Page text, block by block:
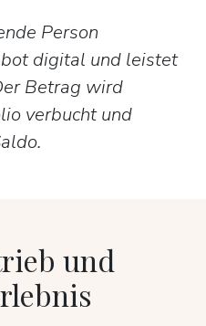
Person
digital und leistet
Betrag wird
verbucht und
und